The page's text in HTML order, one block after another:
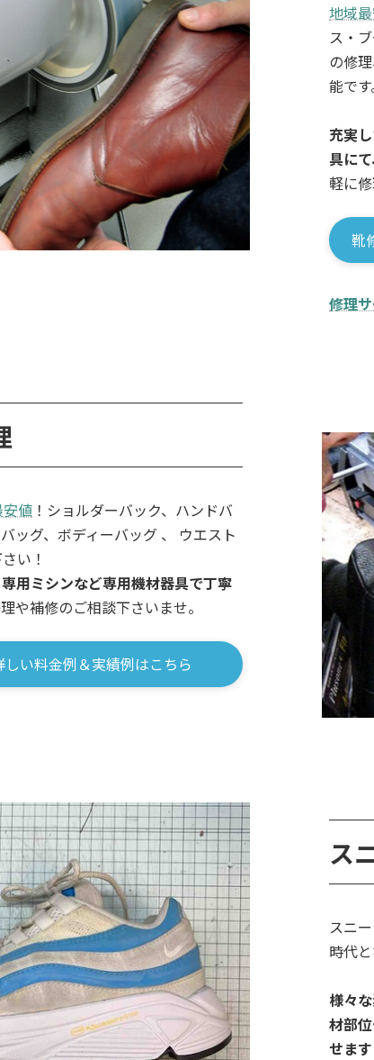
地域
ス・
の修
能です
充実
具に
軽に
靴
修理
値 ！ショルダーバック、ハンドバ
ッグ、ボディーバッグ 、 ウエスト
い！
用ミシンなど専用機材器具で丁寧
や補修のご相談下さいませ。
い料金例＆実績例はこちら
ス
スニ
時代
様々
材部
せます